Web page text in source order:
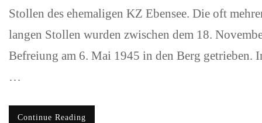
Stollen des ehemaligen KZ Ebensee. Die oft
langen Stollen wurden zwischen dem 18.
Befreiung am 6. Mai 1945 in den Berg getrieben.
…
Continue Reading